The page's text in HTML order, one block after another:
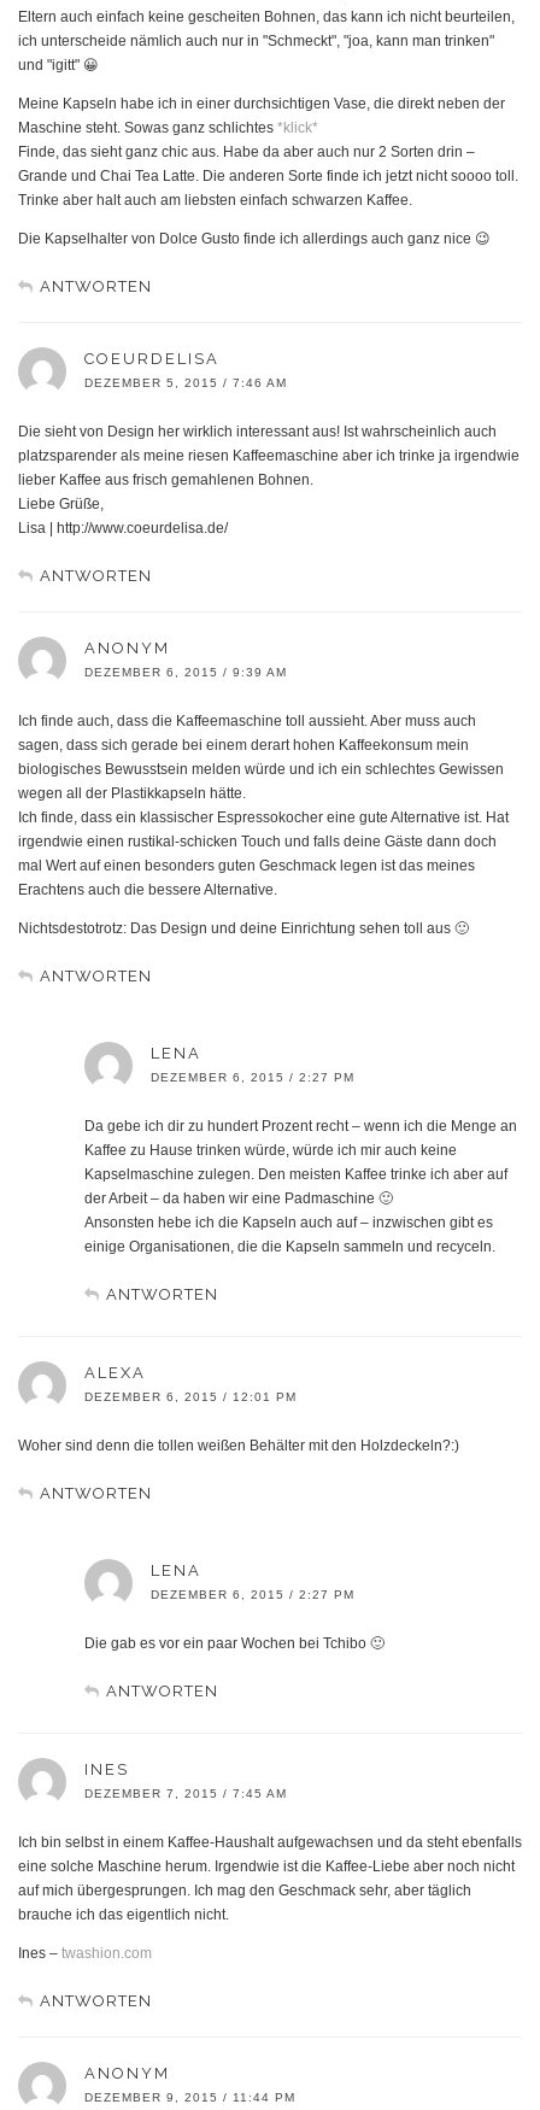
Eltern auch einfach keine gescheiten Bohnen, das kann ich nicht beurteilen,
ich unterscheide nämlich auch nur in "Schmeckt", "joa, kann man trinken"
und "igitt" 😀
Meine Kapseln habe ich in einer durchsichtigen Vase, die direkt neben der
Maschine steht. Sowas ganz schlichtes *klick*
Finde, das sieht ganz chic aus. Habe da aber auch nur 2 Sorten drin –
Grande und Chai Tea Latte. Die anderen Sorte finde ich jetzt nicht soooo toll.
Trinke aber halt auch am liebsten einfach schwarzen Kaffee.
Die Kapselhalter von Dolce Gusto finde ich allerdings auch ganz nice 😉
ANTWORTEN
COEURDELISA
DEZEMBER 5, 2015 / 7:46 AM
Die sieht von Design her wirklich interessant aus! Ist wahrscheinlich auch
platzsparender als meine riesen Kaffeemaschine aber ich trinke ja irgendwie
lieber Kaffee aus frisch gemahlenen Bohnen.
Liebe Grüße,
Lisa | http://www.coeurdelisa.de/
ANTWORTEN
ANONYM
DEZEMBER 6, 2015 / 9:39 AM
Ich finde auch, dass die Kaffeemaschine toll aussieht. Aber muss auch
sagen, dass sich gerade bei einem derart hohen Kaffeekonsum mein
biologisches Bewusstsein melden würde und ich ein schlechtes Gewissen
wegen all der Plastikkapseln hätte.
Ich finde, dass ein klassischer Espressokocher eine gute Alternative ist. Hat
irgendwie einen rustikal-schicken Touch und falls deine Gäste dann doch
mal Wert auf einen besonders guten Geschmack legen ist das meines
Erachtens auch die bessere Alternative.
Nichtsdestotrotz: Das Design und deine Einrichtung sehen toll aus 🙂
ANTWORTEN
LENA
DEZEMBER 6, 2015 / 2:27 PM
Da gebe ich dir zu hundert Prozent recht – wenn ich die Menge an
Kaffee zu Hause trinken würde, würde ich mir auch keine
Kapselmaschine zulegen. Den meisten Kaffee trinke ich aber auf
der Arbeit – da haben wir eine Padmaschine 🙂
Ansonsten hebe ich die Kapseln auch auf – inzwischen gibt es
einige Organisationen, die die Kapseln sammeln und recyceln.
ANTWORTEN
ALEXA
DEZEMBER 6, 2015 / 12:01 PM
Woher sind denn die tollen weißen Behälter mit den Holzdeckeln?:)
ANTWORTEN
LENA
DEZEMBER 6, 2015 / 2:27 PM
Die gab es vor ein paar Wochen bei Tchibo 🙂
ANTWORTEN
INES
DEZEMBER 7, 2015 / 7:45 AM
Ich bin selbst in einem Kaffee-Haushalt aufgewachsen und da steht ebenfalls
eine solche Maschine herum. Irgendwie ist die Kaffee-Liebe aber noch nicht
auf mich übergesprungen. Ich mag den Geschmack sehr, aber täglich
brauche ich das eigentlich nicht.
Ines – twashion.com
ANTWORTEN
ANONYM
DEZEMBER 9, 2015 / 11:44 PM